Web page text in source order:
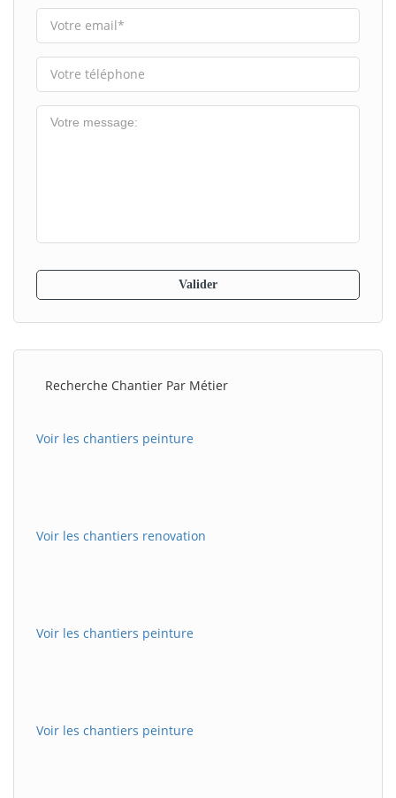
Recherche Chantier Par Métier
Voir les chantiers peinture
Voir les chantiers renovation
Voir les chantiers peinture
Voir les chantiers peinture